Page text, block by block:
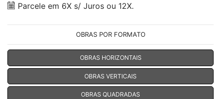
Parcele em 6X s/ Juros ou 12X.
OBRAS POR FORMATO
OBRAS HORIZONTAIS
OBRAS VERTICAIS
OBRAS QUADRADAS